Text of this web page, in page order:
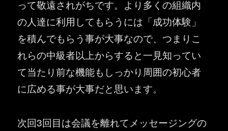
って敬遠されがちです。より多くの組織内
の人達に利用してもらうには「成功体験」
を積んでもらう事が大事なので、つまりこ
れらの中級者以上からすると一見知ってい
て当たり前な機能もしっかり周囲の初心者
に広める事が大事だと思います。
次回3回目は会議を離れてメッセージングの